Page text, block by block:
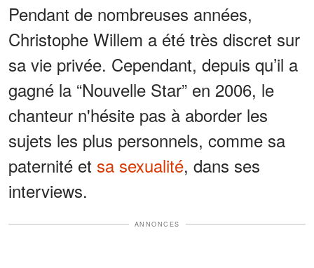
Pendant de nombreuses années,
Christophe Willem a été très discret sur
sa vie privée. Cependant, depuis qu’il a
gagné la “Nouvelle Star” en 2006, le
chanteur n'hésite pas à aborder les
sujets les plus personnels, comme sa
paternité et sa sexualité, dans ses
interviews.
ANNONCES